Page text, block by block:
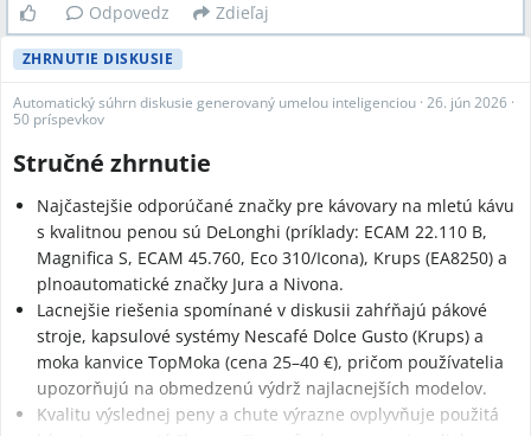
Odpovedz Zdieľaj
ZHRNUTIE DISKUSIE
Automatický súhrn diskusie generovaný umelou inteligenciou · 26. jún 2026 ·
50 príspevkov
Stručné zhrnutie
Najčastejšie odporúčané značky pre kávovary na mletú kávu
s kvalitnou penou sú DeLonghi (príklady: ECAM 22.110 B,
Magnifica S, ECAM 45.760, Eco 310/Icona), Krups (EA8250) a
plnoautomatické značky Jura a Nivona.
Lacnejšie riešenia spomínané v diskusii zahŕňajú pákové
stroje, kapsulové systémy Nescafé Dolce Gusto (Krups) a
moka kanvice TopMoka (cena 25–40 €), pričom používatelia
upozorňujú na obmedzenú výdrž najlacnejších modelov.
Kvalitu výslednej peny a chute výrazne ovplyvňuje použitá